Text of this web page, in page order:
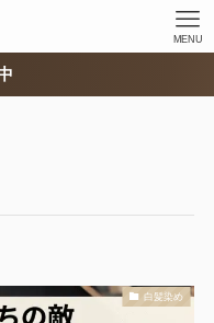
MENU
白髪染め